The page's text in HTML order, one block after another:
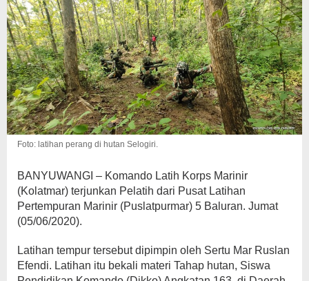
Foto: latihan perang di hutan Selogiri.
BANYUWANGI – Komando Latih Korps Marinir
(Kolatmar) terjunkan Pelatih dari Pusat Latihan
Pertempuran Marinir (Puslatpurmar) 5 Baluran. Jumat
(05/06/2020).
Latihan tempur tersebut dipimpin oleh Sertu Mar Ruslan
Efendi. Latihan itu bekali materi Tahap hutan, Siswa